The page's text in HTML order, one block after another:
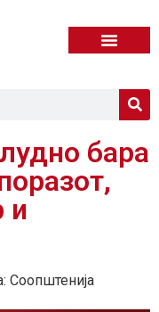
бара
и
Соопштенија